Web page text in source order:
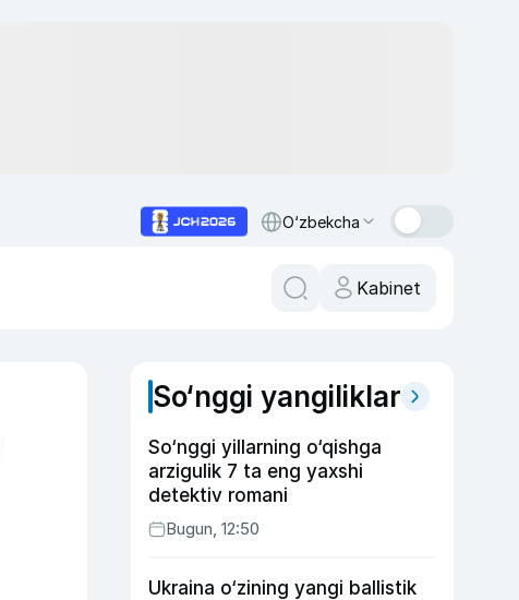
O‘zbekcha
Kabinet
So‘nggi yangiliklar
So‘nggi yillarning o‘qishga
arzigulik 7 ta eng yaxshi
detektiv romani
Bugun, 12:50
Ukraina o‘zining yangi ballistik